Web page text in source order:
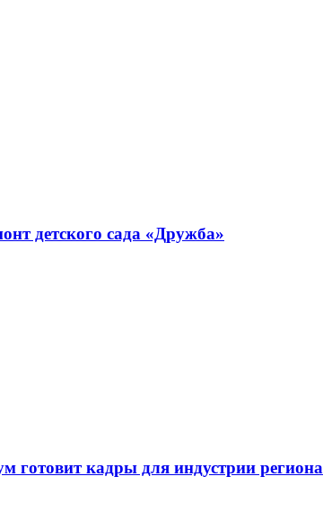
детского сада «Дружба»
готовит кадры для индустрии региона